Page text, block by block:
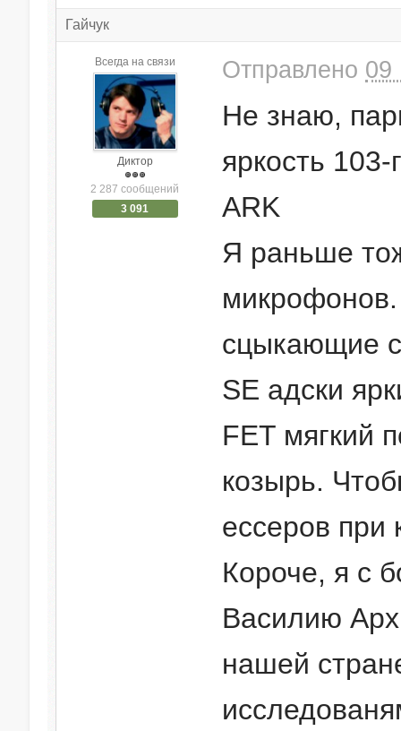
Гайчук
Всегда на связи
Диктор
2 287 сообщений
3 091
Отправлено 09
Не знаю,
яркость
ARK
Я раньше
сцыкающие
SE адски
FET мягкий
козырь.
ессеров при
Короче, я с
Василию
нашей